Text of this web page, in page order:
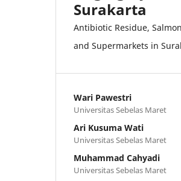
Surakarta
Antibiotic Residue,
and Supermarkets in
Wari Pawestri
Universitas Sebelas Maret
Ari Kusuma Wati
Universitas Sebelas Maret
Muhammad Cahyadi
Universitas Sebelas Maret